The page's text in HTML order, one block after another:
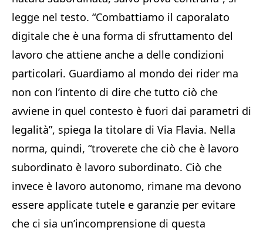
legge nel testo. “Combattiamo il caporalato
digitale che è una forma di sfruttamento del
lavoro che attiene anche a delle condizioni
particolari. Guardiamo al mondo dei rider ma
non con l’intento di dire che tutto ciò che
avviene in quel contesto è fuori dai parametri di
legalità”, spiega la titolare di Via Flavia. Nella
norma, quindi, “troverete che ciò che è lavoro
subordinato è lavoro subordinato. Ciò che
invece è lavoro autonomo, rimane ma devono
essere applicate tutele e garanzie per evitare
che ci sia un’incomprensione di questa